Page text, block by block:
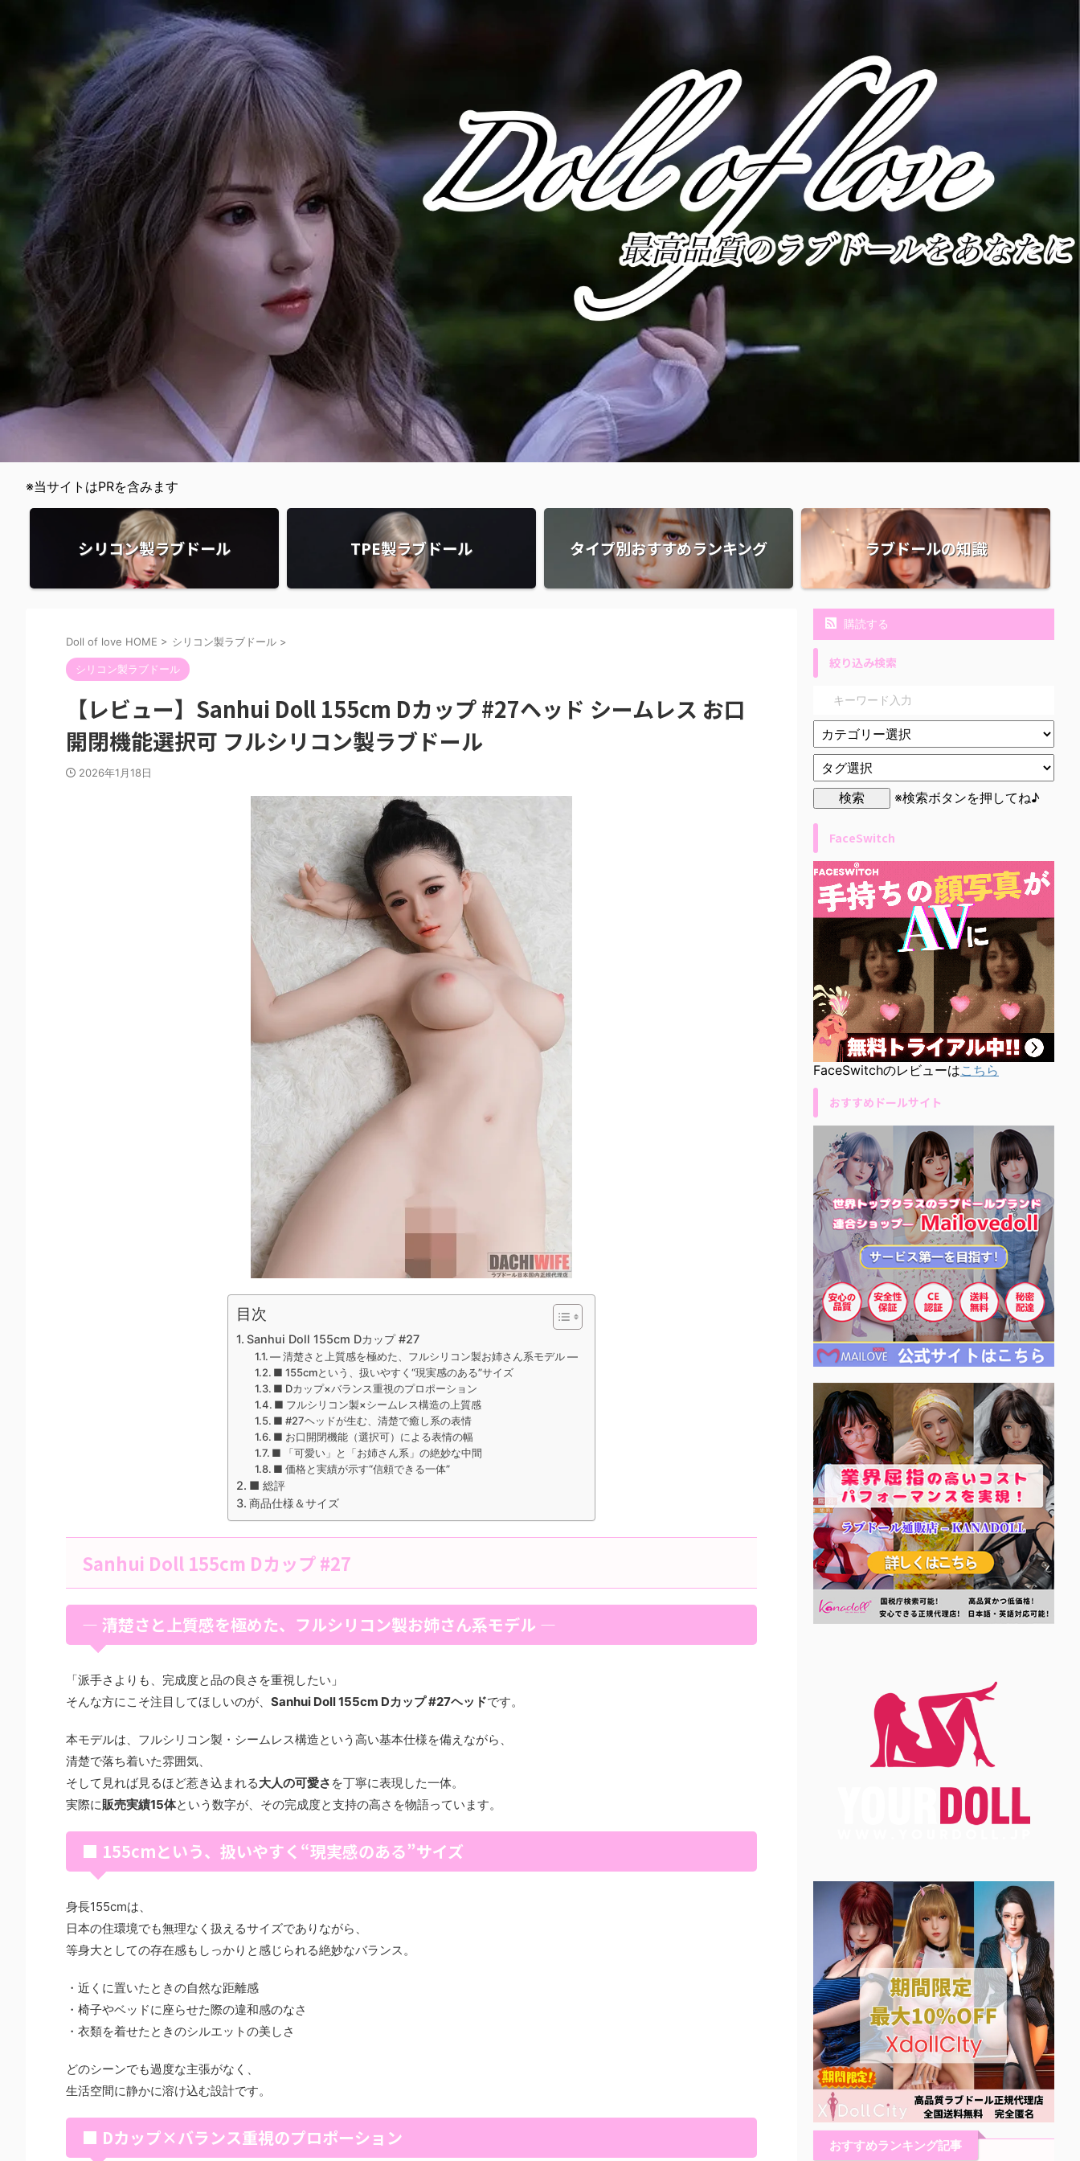
※当サイトはPRを含みます
シリコン製ラブドール TPE製ラブドール タイプ別おすすめランキング ラブドールの知識
Doll of love HOME > シリコン製ラブドール >
シリコン製ラブドール
【レビュー】Sanhui Doll 155cm Dカップ #27ヘッド シームレス お口
開閉機能選択可 フルシリコン製ラブドール
2026年1月18日
目次
Sanhui Doll 155cm Dカップ #27
― 清楚さと上質感を極めた、フルシリコン製お姉さん系モデル ―
■ 155cmという、扱いやすく“現実感のある”サイズ
■ Dカップ×バランス重視のプロポーション
■ フルシリコン製×シームレス構造の上質感
■ #27ヘッドが生む、清楚で癒し系の表情
■ お口開閉機能（選択可）による表情の幅
■ 「可愛い」と「お姉さん系」の絶妙な中間
■ 価格と実績が示す“信頼できる一体”
■ 総評
商品仕様＆サイズ
Sanhui Doll 155cm Dカップ #27
― 清楚さと上質感を極めた、フルシリコン製お姉さん系モデル ―
「派手さよりも、完成度と品の良さを重視したい」
そんな方にこそ注目してほしいのが、 Sanhui Doll 155cm Dカップ #27ヘッドです。
本モデルは、フルシリコン製・シームレス構造という高い基本仕様を備えながら、
清楚で落ち着いた雰囲気、
そして見れば見るほど惹き込まれる大人の可愛さ を丁寧に表現した一体。
実際に販売実績15体という数字が、その完成度と支持の高さを物語っています。
■ 155cmという、扱いやすく“現実感のある”サイズ
身長155cmは、
日本の住環境でも無理なく扱えるサイズでありながら、
等身大としての存在感もしっかりと感じられる絶妙なバランス。
・近くに置いたときの自然な距離感
・椅子やベッドに座らせた際の違和感のなさ
・衣類を着せたときのシルエットの美しさ
どのシーンでも過度な主張がなく、
生活空間に静かに溶け込む設計です。
■ Dカップ×バランス重視のプロポーション
購読する
絞り込み検索
※検索ボタンを押してね♪
FaceSwitch
FaceSwitchのレビューはこちら
おすすめドールサイト
おすすめランキング記事